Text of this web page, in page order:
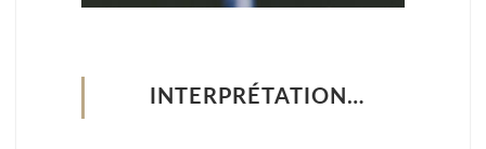
INTERPRÉTATION…